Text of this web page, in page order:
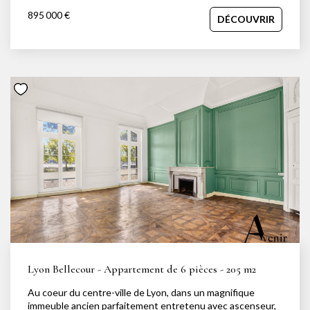
qualité de ses espaces extérieurs, qui totalisent plus de
200 m². Terrasse, balcon et espaces abrités sous pergolas
prolongent naturellement les pièces de vie et permettent
de profiter d'un cadre de vie agréable au fil des saisons.
vie, d'environ 50 m², réunit séjour, salle à manger et cuisine
plusieurs expositions et d'un accès direct aux extérieurs.
L'espace nuit propose quatre chambres, dont deux suites
avec dressing, ainsi que deux salles de bains. Un bureau, un
espace lecture, une buanderie et de nombreux
rangements complètent l'organisation de l'appartement.
Situé à proximité de la rue du Commandant Charcot, le bien
bénéficie d'un accès rapide aux grands axes ainsi qu'au
centre de Lyon, tout en restant proche des commerces et
de la vie de quartier du Point du Jour. Un box fermé et
électrifié est disponible en complément. Pour tout
renseignement ou organiser une visite : Jessica
Nachmansohn ? 06 43 29 63 01 jessica@avenir-
895 000 €
DÉCOUVRIR
Lyon Bellecour - Appartement de 6 pièces - 205 m2
Au coeur du centre-ville de Lyon, dans un magnifique
immeuble ancien parfaitement entretenu avec ascenseur,